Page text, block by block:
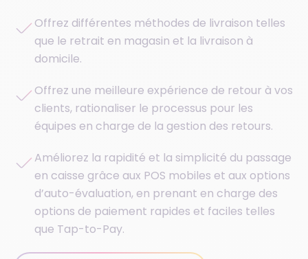
Offrez différentes méthodes de livraison telles
que le retrait en magasin et la livraison à
domicile.
Offrez une meilleure expérience de retour à vos
clients, rationaliser le processus pour les
équipes en charge de la gestion des retours.
Améliorez la rapidité et la simplicité du passage
en caisse grâce aux POS mobiles et aux options
d’auto-évaluation, en prenant en charge des
options de paiement rapides et faciles telles
que Tap-to-Pay.